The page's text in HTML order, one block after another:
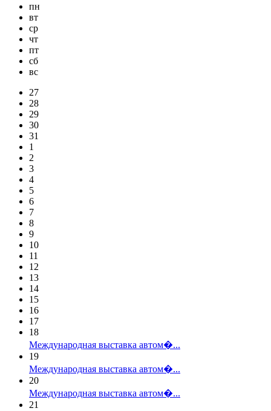
пн
вт
ср
чт
пт
сб
вс
27
28
29
30
31
1
2
3
4
5
6
7
8
9
10
11
12
13
14
15
16
17
18
Международная выставка автом�...
19
Международная выставка автом�...
20
Международная выставка автом�...
21